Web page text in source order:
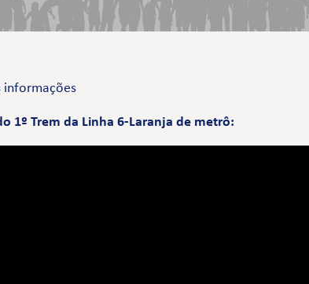
informações
1º Trem da Linha 6-Laranja de metrô: